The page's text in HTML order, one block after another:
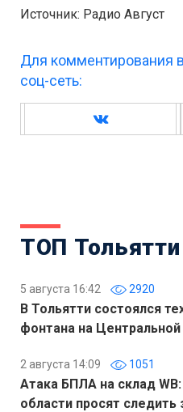
Источник: Радио Август
Для комментирования
соц-сеть:
ТОП Тольятти
5 августа 16:42 2920
В Тольятти состоялся
фонтана на
2 августа 14:09 1051
Атака БПЛА на склад
области просят следить